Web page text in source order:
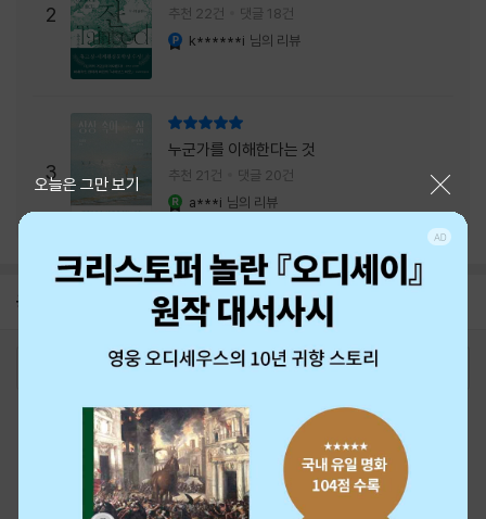
2
주는 실감과 미스터리 사건의 치밀함이 이루어
내는 최상의 시너지...
추천 22건 댓글 18건
k******i 님의 리뷰
3
누군가를 이해한다는 것
추천 21건 댓글 20건
a***i 님의 리뷰
공지 26년 NBCI 수상 안내
2026-08-01
오늘은 그만 보기
로그인 최근 본 상품 주문/배송
고객센터 1544-3800 티켓 1544-6399
중고샵 1566-4295
eBook 1:1문의/채팅상담
예스이십사(주) 사업자 정보
이용약관
개인정보처리방침
청소년보호정책